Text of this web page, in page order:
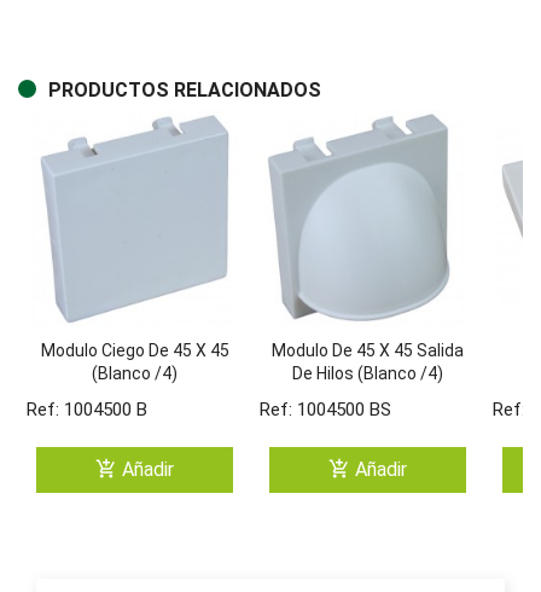
PRODUCTOS RELACIONADOS
Modulo Ciego De 45 X 45
(Blanco /4)
Ref: 1004500 B
add_shopping_cart Añadir
Modulo De 45 X 45 Salida
De Hilos (Blanco /4)
Ref: 1004500 BS
add_shopping_cart Añadir
Ref: